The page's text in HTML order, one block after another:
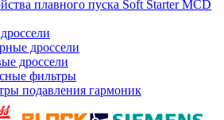
плавного пуска Soft Starter MCD
дроссели
дроссели
фильтры
подавления гармоник